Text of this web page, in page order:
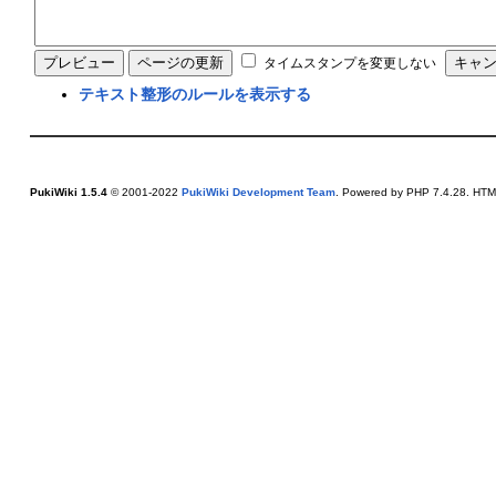
タイムスタンプを変更しない
テキスト整形のルールを表示する
PukiWiki 1.5.4© 2001-2022 PukiWiki Development Team. Powered by PHP 7.4.28.